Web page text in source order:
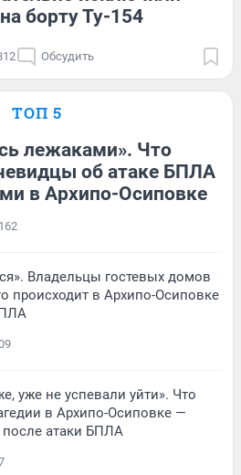
борту Ту-154
Обсудить
ТОП 5
лежаками». Что
об атаке БПЛА
в Архипо-Осиповке
162
Владельцы гостевых домов
происходит в Архипо-Осиповке
уже не успевали уйти». Что
в Архипо-Осиповке —
атаки БПЛА